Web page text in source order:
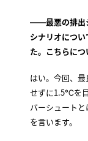
――最悪の排出
シナリオにつ
た。こちらにつ
はい。今回、
せずに1.5℃を
バーシュート
を言います。